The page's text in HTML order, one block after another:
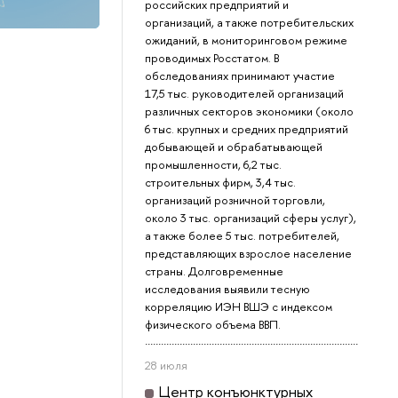
российских предприятий и
организаций, а также потребительских
ожиданий, в мониторинговом режиме
проводимых Росстатом. В
обследованиях принимают участие
17,5 тыс. руководителей организаций
различных секторов экономики (около
6 тыс. крупных и средних предприятий
добывающей и обрабатывающей
промышленности, 6,2 тыс.
строительных фирм, 3,4 тыс.
организаций розничной торговли,
около 3 тыс. организаций сферы услуг),
а также более 5 тыс. потребителей,
представляющих взрослое население
страны. Долговременные
исследования выявили тесную
корреляцию ИЭН ВШЭ с индексом
физического объема ВВП.
28 июля
Центр конъюнктурных